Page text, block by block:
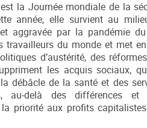
la Journée mondiale de la
année, elle survient au
aggravée par la pandémie
travailleurs du monde et met
d’austérité, des
les acquis sociaux,
débâcle de la santé et des
au-delà des différences et
la priorité aux profits